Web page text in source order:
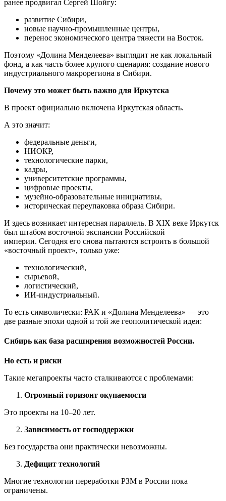
ранее продвигал Сергей Шойгу:
развитие Сибири,
новые научно-промышленные центры,
перенос экономического центра тяжести на Восток.
Поэтому «Долина Менделеева» выглядит не как локальный
фонд, а как часть более крупого сценария: создание нового
индустриального макрорегиона в Сибири.
Почему это может быть важно для Иркутска
В проект официально включена Иркутская область.
А это значит:
федеральные деньги,
НИОКР,
технологические парки,
кадры,
университетские программы,
цифровые проекты,
музейно-образовательные инициативы,
историческая переупаковка образа Сибири.
И здесь возникает интересная параллель. В XIX веке Иркутск
был штабом восточной экспансии Российской
империи. Сегодня его снова пытаются встроить в большой
«восточный проект», только уже:
технологический,
сырьевой,
логистический,
ИИ-индустриальный.
То есть символически: РАК и «Долина Менделеева» — это
две разные эпохи одной и той же геополитической идеи:
Сибирь как база расширения возможностей России.
Но есть и риски
Такие мегапроекты часто сталкиваются с проблемами:
Огромный горизонт окупаемости
Это проекты на 10–20 лет.
Зависимость от господдержки
Без государства они практически невозможны.
Дефицит технологий
Многие технологии переработки РЗМ в России пока
ограничены.